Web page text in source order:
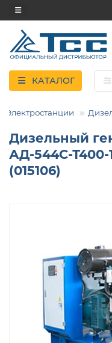
КАТАЛОГ
Электростанции
Дизельный
АД-544С-Т400-
(015106)